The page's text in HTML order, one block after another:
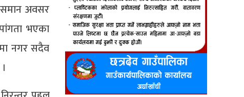
समान अवसर
भएका
नगर सदैव